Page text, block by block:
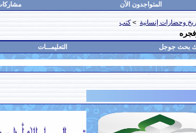
المتواجدون الآن
وحضارات إنسانية >كتب
بحث جوجل التعليمـــات